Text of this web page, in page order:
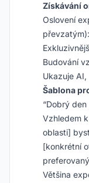
Získávání
Oslovení
převzatým):
Budování
Ukazuje
Šablona
“Dobrý
Vzhledem
oblasti]
[konkrétní
Většina